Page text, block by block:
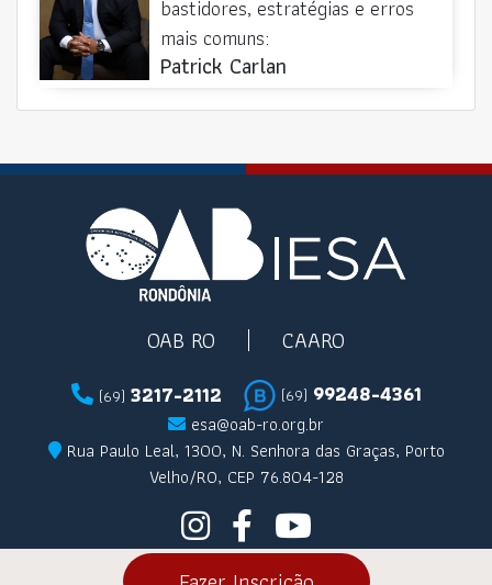
bastidores, estratégias e erros
mais comuns:
Patrick Carlan
OAB RO CAARO
(69) 3217-2112 (69) 99248-4361
esa@oab-ro.org.br
Rua Paulo Leal, 1300, N. Senhora das Graças, Porto
Velho/RO, CEP 76.804-128